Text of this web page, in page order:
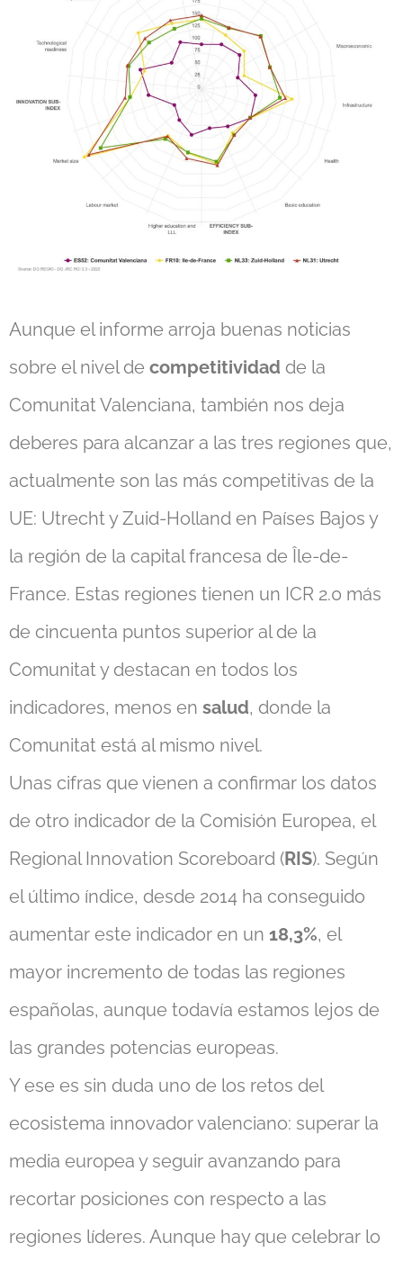
Aunque el informe arroja buenas noticias
sobre el nivel de competitividad de la
Comunitat Valenciana, también nos deja
deberes para alcanzar a las tres regiones que,
actualmente son las más competitivas de la
UE: Utrecht y Zuid-Holland en Países Bajos y
la región de la capital francesa de Île-de-
France. Estas regiones tienen un ICR 2.0 más
de cincuenta puntos superior al de la
Comunitat y destacan en todos los
indicadores, menos en salud, donde la
Comunitat está al mismo nivel.
Unas cifras que vienen a confirmar los datos
de otro indicador de la Comisión Europea, el
Regional Innovation Scoreboard (RIS). Según
el último índice, desde 2014 ha conseguido
aumentar este indicador en un 18,3%, el
mayor incremento de todas las regiones
españolas, aunque todavía estamos lejos de
las grandes potencias europeas.
Y ese es sin duda uno de los retos del
ecosistema innovador valenciano: superar la
media europea y seguir avanzando para
recortar posiciones con respecto a las
regiones líderes. Aunque hay que celebrar lo